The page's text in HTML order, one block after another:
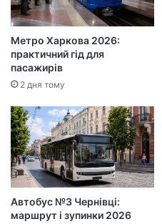
Метро Харкова 2026:
практичний гід для
пасажирів
2 дня тому
Автобус №3 Чернівці:
маршрут і зупинки 2026